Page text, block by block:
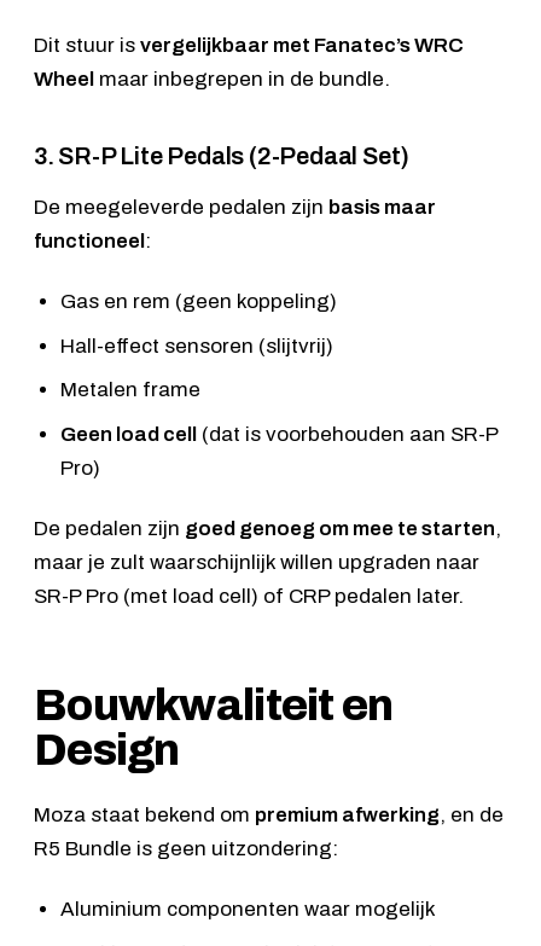
Dit stuur is vergelijkbaar met Fanatec’s WRC
Wheel maar inbegrepen in de bundle.
3. SR-P Lite Pedals (2-Pedaal Set)
De meegeleverde pedalen zijn basis maar
functioneel :
Gas en rem (geen koppeling)
Hall-effect sensoren (slijtvrij)
Metalen frame
Geen load cell (dat is voorbehouden aan SR-P
Pro)
De pedalen zijn goed genoeg om mee te starten,
maar je zult waarschijnlijk willen upgraden naar
SR-P Pro (met load cell) of CRP pedalen later.
Bouwkwaliteit en
Design
Moza staat bekend om premium afwerking, en de
R5 Bundle is geen uitzondering:
Aluminium componenten waar mogelijk